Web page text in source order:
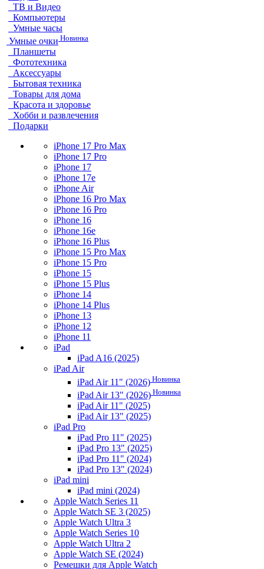
ТВ и Видео
Компьютеры
Умные часы
Умные очки Новинка
Планшеты
Фототехника
Аксессуары
Бытовая техника
Товары для дома
Красота и здоровье
Хобби и развлечения
Подарки
iPhone 17 Pro Max
iPhone 17 Pro
iPhone 17
iPhone 17e
iPhone Air
iPhone 16 Pro Max
iPhone 16 Pro
iPhone 16
iPhone 16e
iPhone 16 Plus
iPhone 15 Pro Max
iPhone 15 Pro
iPhone 15
iPhone 15 Plus
iPhone 14
iPhone 14 Plus
iPhone 13
iPhone 12
iPhone 11
iPad
iPad A16 (2025)
iPad Air
iPad Air 11" (2026) Новинка
iPad Air 13" (2026) Новинка
iPad Air 11" (2025)
iPad Air 13" (2025)
iPad Pro
iPad Pro 11" (2025)
iPad Pro 13" (2025)
iPad Pro 11" (2024)
iPad Pro 13" (2024)
iPad mini
iPad mini (2024)
Apple Watch Series 11
Apple Watch SE 3 (2025)
Apple Watch Ultra 3
Apple Watch Series 10
Apple Watch Ultra 2
Apple Watch SE (2024)
Ремешки для Apple Watch